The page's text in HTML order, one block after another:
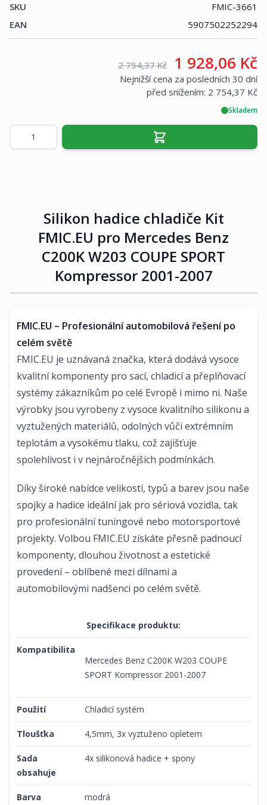
SKU
FMIC-3661
EAN
5907502252294
Maloobchodní cena:
2 754,37 Kč Vaše cena:
1 928,06 Kč
Nejnižší cena za posledních 30 dní
před snížením: 2 754,37 Kč
Skladem
Množství
Silikon hadice chladiče Kit
FMIC.EU pro Mercedes Benz
C200K W203 COUPE SPORT
Kompressor 2001-2007
FMIC.EU – Profesionální automobilová řešení po
celém světě
FMIC.EU je uznávaná značka, která dodává vysoce
kvalitní komponenty pro sací, chladicí a přeplňovací
systémy zákazníkům po celé Evropě i mimo ni. Naše
výrobky jsou vyrobeny z vysoce kvalitního silikonu a
vyztužených materiálů, odolných vůči extrémním
teplotám a vysokému tlaku, což zajišťuje
spolehlivost i v nejnáročnějších podmínkách.
Díky široké nabídce velikostí, typů a barev jsou naše
spojky a hadice ideální jak pro sériová vozidla, tak
pro profesionální tuningové nebo motorsportové
projekty. Volbou FMIC.EU získáte přesně padnoucí
komponenty, dlouhou životnost a estetické
provedení – oblíbené mezi dílnami a
automobilovými nadšenci po celém světě.
Specifikace produktu:
Kompatibilita
Mercedes Benz C200K W203 COUPE
SPORT Kompressor 2001-2007
Použití Chladicí systém
Tloušťka 4,5mm, 3x vyztuženo opletem
Sada
obsahuje
4x silikonová hadice + spony
Barva modrá